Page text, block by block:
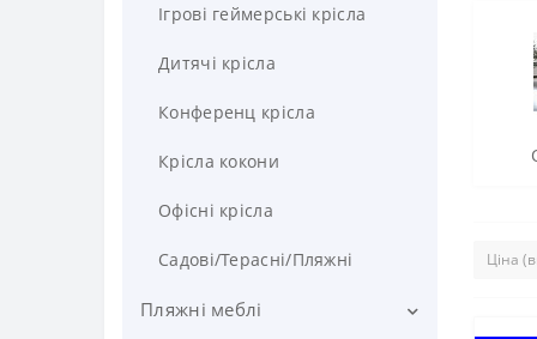
Ігрові геймерські крісла
Дитячі крісла
Конференц крісла
Крісла кокони
Офісні крісла
Садові/Терасні/Пляжні
Пляжні меблі